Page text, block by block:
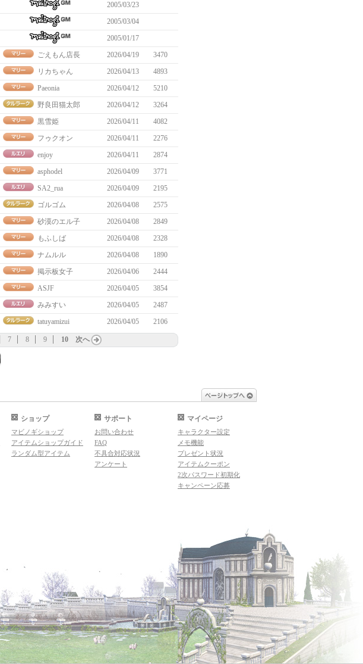
2005/03/23
2005/03/04
2005/01/17
ごえもん店長 2026/04/19
3470
リカちゃん 2026/04/13
4893
Paeonia 2026/04/12
5210
野良田猫太郎 2026/04/12
3264
黒雪姫 2026/04/11
4082
フゥクオン 2026/04/11
2276
enjoy 2026/04/11
2874
asphodel 2026/04/09
3771
SA2_rua 2026/04/09
2195
ゴルゴム 2026/04/08
2575
砂漠のエル子 2026/04/08
2849
もふしば 2026/04/08
2328
ナムルル 2026/04/08
1890
掲示板女子 2026/04/06
2444
ASJF 2026/04/05
3854
みみすい 2026/04/05
2487
tatuyamizui 2026/04/05 2106
7 8 9 10 次へ
ショップ
マビノギショップ
アイテムショップガイド
ランダム型アイテム
サポート
お問い合わせ
FAQ
不具合対応状況
アンケート
マイページ
キャラクター設定
メモ機能
プレゼント状況
アイテムクーポン
2次パスワード初期化
キャンペーン応募